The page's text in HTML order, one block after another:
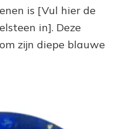
Naamis [Vul hier de
in]. Deze
zijn diepe blauwe